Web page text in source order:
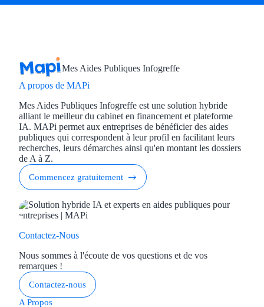
Mes Aides Publiques Infogreffe
A propos de MAPi
Mes Aides Publiques Infogreffe est une solution hybride
alliant le meilleur du cabinet en financement et plateforme
IA. MAPi permet aux entreprises de bénéficier des aides
publiques qui correspondent à leur profil en facilitant leurs
recherches, leurs démarches ainsi qu'en montant les dossiers
de A à Z.
Commencez gratuitement
Contactez-Nous
Nous sommes à l'écoute de vos questions et de vos
remarques !
Contactez-nous
A Propos